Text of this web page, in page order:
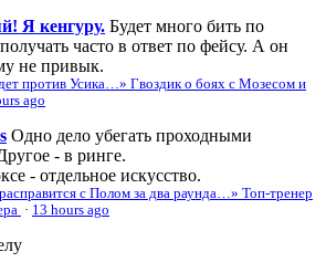
Я кенгуру. Будет много бить по
часто в ответ по фейсу. А он
не привык.
против Усика…» Гвоздик о боях с Мозесом и
ago
Одно дело убегать проходными
- в ринге.
- отдельное искусство.
с Полом за два раунда…» Топ-тренер
· 13 hours ago